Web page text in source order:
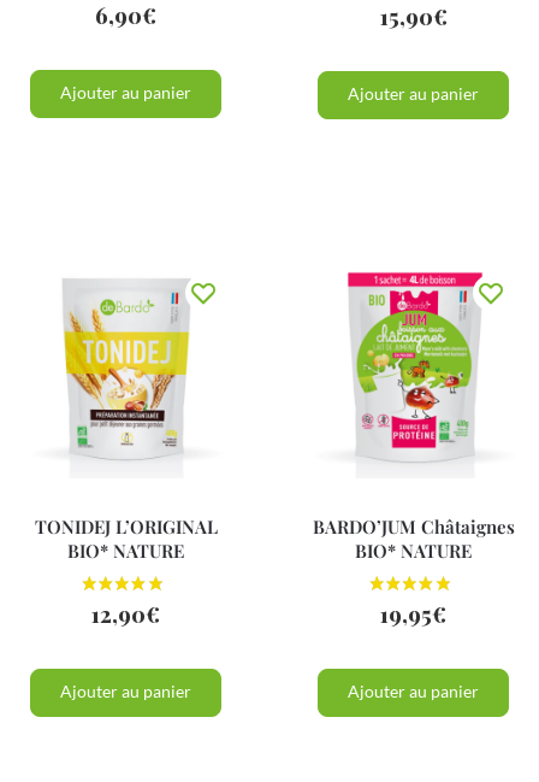
6,90€
Ajouter au panier
15,90€
Ajouter au panier
TONIDEJ L’ORIGINAL
BIO* NATURE
12,90€
Ajouter au panier
BARDO’JUM Châtaignes
BIO* NATURE
19,95€
Ajouter au panier